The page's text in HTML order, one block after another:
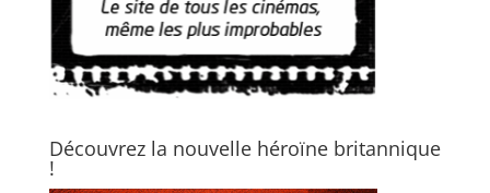
Découvrez la nouvelle héroïne britannique
!